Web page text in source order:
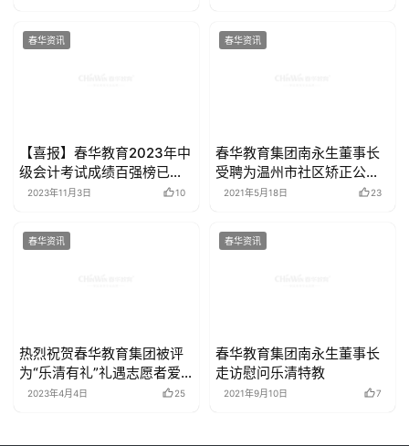
春华资讯
【喜报】春华教育2023年中
级会计考试成绩百强榜已上
线！
2023年11月3日 10
春华资讯
春华教育集团南永生董事长
受聘为温州市社区矫正公益
大使
2021年5月18日 23
春华资讯
热烈祝贺春华教育集团被评
为“乐清有礼”礼遇志愿者爱
心商家
2023年4月4日 25
春华资讯
春华教育集团南永生董事长
走访慰问乐清特教
2021年9月10日 7